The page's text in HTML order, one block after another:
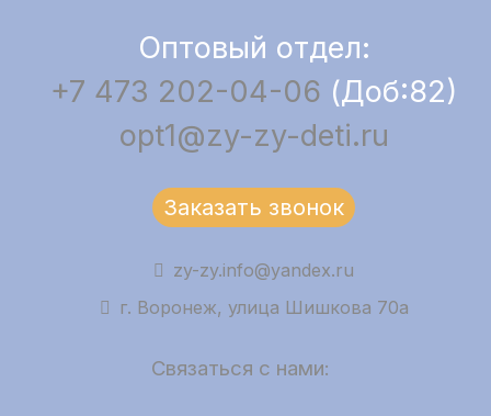
Оптовый отдел:
+7 473 202-04-06 (Доб:82)
opt1@zy-zy-deti.ru
Заказать звонок
zy-zy.info@yandex.ru
г. Воронеж, улица Шишкова 70а
Связаться с нами: